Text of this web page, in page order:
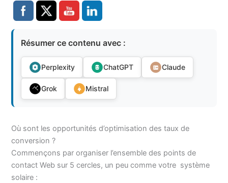
Résumer ce contenu avec :
Perplexity ChatGPT Claude
Grok Mistral
Où sont les opportunités d’optimisation des taux de
conversion ?
Commençons par organiser l’ensemble des points de
contact Web sur 5 cercles, un peu comme votre système
solaire :